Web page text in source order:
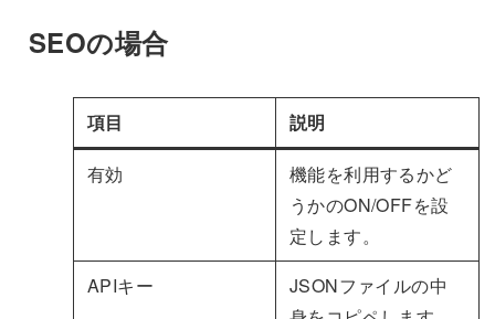
SEOの場合
項目 説明
有効
機能を利用するかど
うかのON/OFFを設
定します。
APIキー
JSONファイルの中